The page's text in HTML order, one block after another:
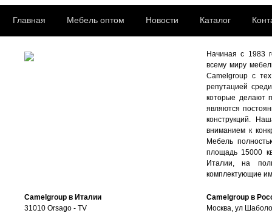
Главная Мебель оптом Новости Каталог
Начиная с 1983
всему миру
Camelgroup с
репутацией
которые делают
являются
конструкций.
вниманием к
Мебель
площадь 15000
Италии, на
комплектующие
Camelgroup в Италии
31010 Orsago - TV
Camelgroup в
Москва, ул